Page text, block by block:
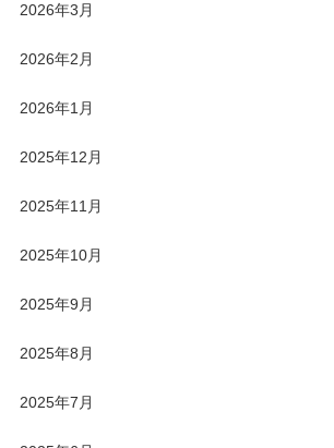
2026年3月
2026年2月
2026年1月
2025年12月
2025年11月
2025年10月
2025年9月
2025年8月
2025年7月